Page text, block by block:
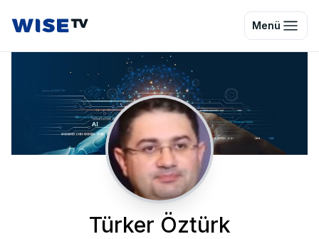
Wise TV Menü
Türker Öztürk